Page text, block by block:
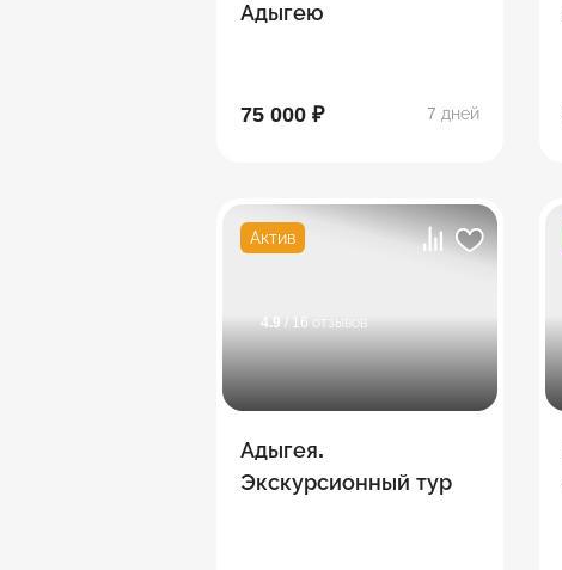
Адыгею
75 000 ₽ 7 дней
Актив
4.9 / 16 отзывов
Адыгея.
Экскурсионный тур